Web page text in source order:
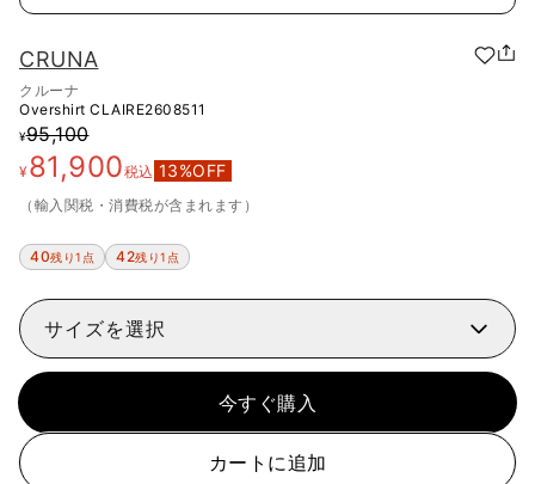
CRUNA
クルーナ
Overshirt CLAIRE2608511
¥95,100
¥81,900税込 13%OFF
（輸入関税・消費税が含まれます）
40残り1点 42残り1点
サイズを選択
今すぐ購入
カートに追加